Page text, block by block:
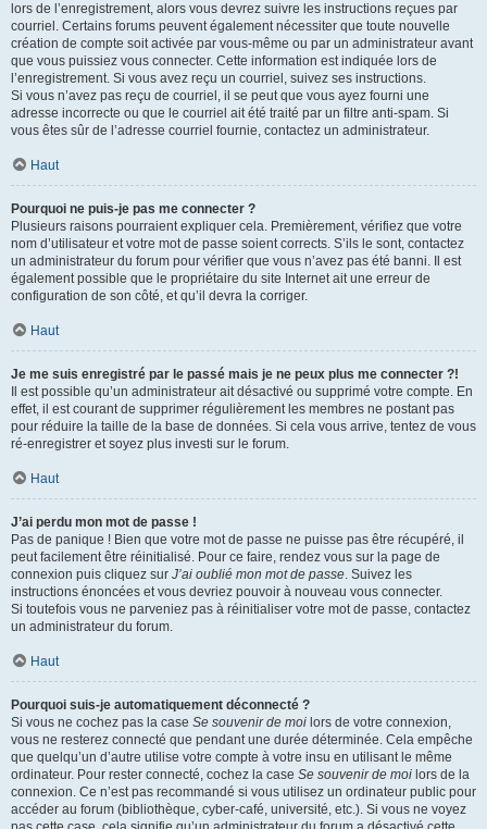
lors de l’enregistrement, alors vous devrez suivre les instructions reçues par
courriel. Certains forums peuvent également nécessiter que toute nouvelle
création de compte soit activée par vous-même ou par un administrateur avant
que vous puissiez vous connecter. Cette information est indiquée lors de
l’enregistrement. Si vous avez reçu un courriel, suivez ses instructions.
Si vous n’avez pas reçu de courriel, il se peut que vous ayez fourni une
adresse incorrecte ou que le courriel ait été traité par un filtre anti-spam. Si
vous êtes sûr de l’adresse courriel fournie, contactez un administrateur.
Haut
Pourquoi ne puis-je pas me connecter ?
Plusieurs raisons pourraient expliquer cela. Premièrement, vérifiez que votre
nom d’utilisateur et votre mot de passe soient corrects. S’ils le sont, contactez
un administrateur du forum pour vérifier que vous n’avez pas été banni. Il est
également possible que le propriétaire du site Internet ait une erreur de
configuration de son côté, et qu’il devra la corriger.
Haut
Je me suis enregistré par le passé mais je ne peux plus me connecter ?!
Il est possible qu’un administrateur ait désactivé ou supprimé votre compte. En
effet, il est courant de supprimer régulièrement les membres ne postant pas
pour réduire la taille de la base de données. Si cela vous arrive, tentez de vous
ré-enregistrer et soyez plus investi sur le forum.
Haut
J’ai perdu mon mot de passe !
Pas de panique ! Bien que votre mot de passe ne puisse pas être récupéré, il
peut facilement être réinitialisé. Pour ce faire, rendez vous sur la page de
connexion puis cliquez sur J’ai oublié mon mot de passe. Suivez les
instructions énoncées et vous devriez pouvoir à nouveau vous connecter.
Si toutefois vous ne parveniez pas à réinitialiser votre mot de passe, contactez
un administrateur du forum.
Haut
Pourquoi suis-je automatiquement déconnecté ?
Si vous ne cochez pas la case Se souvenir de moi lors de votre connexion,
vous ne resterez connecté que pendant une durée déterminée. Cela empêche
que quelqu’un d’autre utilise votre compte à votre insu en utilisant le même
ordinateur. Pour rester connecté, cochez la case Se souvenir de moi lors de la
connexion. Ce n’est pas recommandé si vous utilisez un ordinateur public pour
accéder au forum (bibliothèque, cyber-café, université, etc.). Si vous ne voyez